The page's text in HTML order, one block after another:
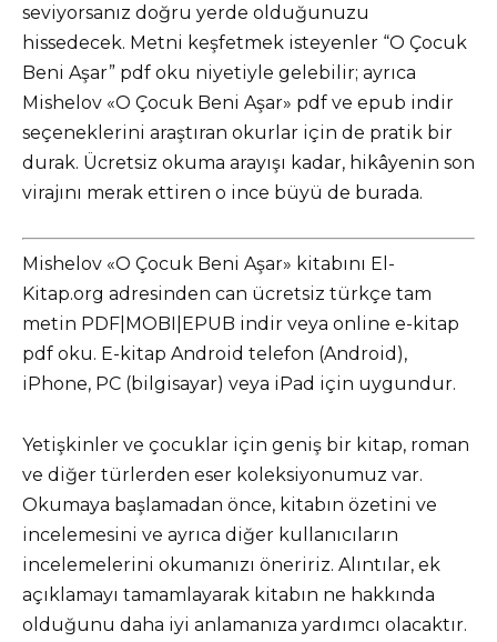
seviyorsanız doğru yerde olduğunuzu
hissedecek. Metni keşfetmek isteyenler “O Çocuk
Beni Aşar” pdf oku niyetiyle gelebilir; ayrıca
Mishelov «O Çocuk Beni Aşar» pdf ve epub indir
seçeneklerini araştıran okurlar için de pratik bir
durak. Ücretsiz okuma arayışı kadar, hikâyenin son
virajını merak ettiren o ince büyü de burada.
Mishelov «O Çocuk Beni Aşar» kitabını El-
Kitap.org adresinden can ücretsiz türkçe tam
metin PDF|MOBI|EPUB indir veya online e-kitap
pdf oku. E-kitap Android telefon (Android),
iPhone, PC (bilgisayar) veya iPad için uygundur.
Yetişkinler ve çocuklar için geniş bir kitap, roman
ve diğer türlerden eser koleksiyonumuz var.
Okumaya başlamadan önce, kitabın özetini ve
incelemesini ve ayrıca diğer kullanıcıların
incelemelerini okumanızı öneririz. Alıntılar, ek
açıklamayı tamamlayarak kitabın ne hakkında
olduğunu daha iyi anlamanıza yardımcı olacaktır.